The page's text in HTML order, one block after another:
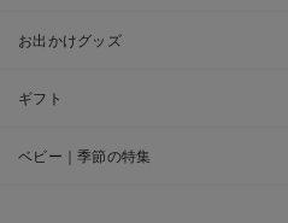
お出かけグッズ
ギフト
ベビー｜季節の特集